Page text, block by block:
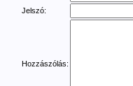
Jelszó:
Hozzászólás: